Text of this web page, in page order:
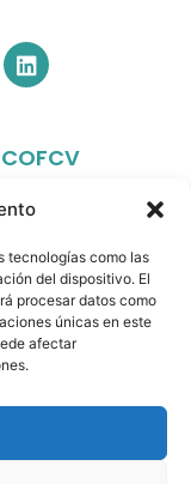
tecnologías como las
del dispositivo. El
procesar datos como
únicas en este
afectar